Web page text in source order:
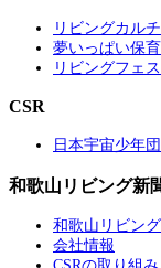
リビングカル
夢いっぱい保
リビングフェ
CSR
日本宇宙少年
和歌山リビング新
和歌山リビン
会社情報